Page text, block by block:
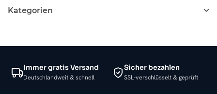
Kategorien
Immer gratis Versand
Deutschlandweit & schnell
Sicher bezahlen
SSL-verschlüsselt & geprüft